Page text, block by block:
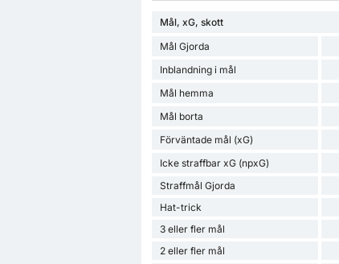
Mål, xG, skott
Mål Gjorda
Inblandning i mål
Mål hemma
Mål borta
Förväntade mål (xG)
Icke straffbar xG (npxG)
Straffmål Gjorda
Hat-trick
3 eller fler mål
2 eller fler mål